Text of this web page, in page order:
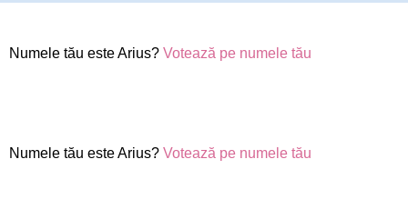
Numele tău este Arius? Votează pe numele tău
Numele tău este Arius? Votează pe numele tău